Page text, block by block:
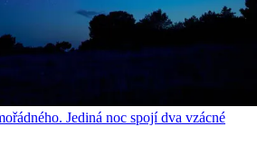
Jediná noc spojí dva vzácné